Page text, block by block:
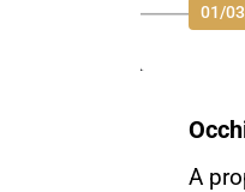
01/
A